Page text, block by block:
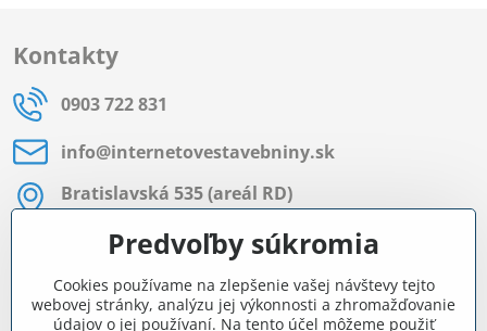
Kontakty
0903 722 831
info​@internetovestavebniny​.sk
Bratislavská 535 (areál RD)
Most pri Bratislave
Pon - Pia 8:00 - 11:30 a 12:15 - 15:30
Facebook
Predvoľby súkromia
Cookies používame na zlepšenie vašej návštevy tejto
webovej stránky, analýzu jej výkonnosti a zhromažďovanie
údajov o jej používaní. Na tento účel môžeme použiť